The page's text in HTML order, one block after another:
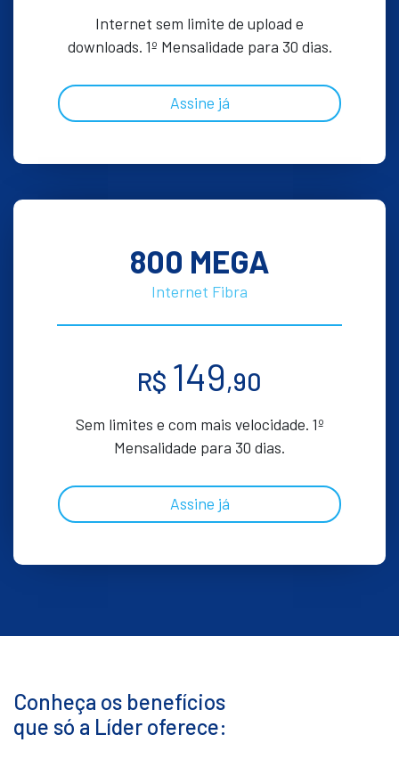
Internet sem limite de upload e
downloads. 1º Mensalidade para 30 dias.
Assine já
800 MEGA
Internet Fibra
R$ 149,90
Sem limites e com mais velocidade. 1º
Mensalidade para 30 dias.
Assine já
Conheça os benefícios
que só a Líder oferece: